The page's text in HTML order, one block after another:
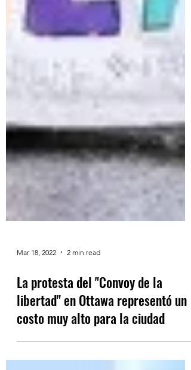
Mar 18, 2022 2 min read
La protesta del "Convoy de la
libertad" en Ottawa representó un